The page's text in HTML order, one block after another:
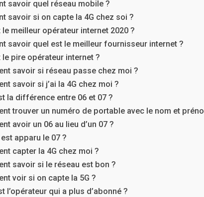
savoir quel réseau mobile ?
savoir si on capte la 4G chez soi ?
le meilleur opérateur internet 2020 ?
savoir quel est le meilleur fournisseur internet ?
le pire opérateur internet ?
savoir si réseau passe chez moi ?
savoir si j’ai la 4G chez moi ?
la différence entre 06 et 07 ?
trouver un numéro de portable avec le nom et
avoir un 06 au lieu d’un 07 ?
apparu le 07 ?
capter la 4G chez moi ?
savoir si le réseau est bon ?
voir si on capte la 5G ?
l’opérateur qui a plus d’abonné ?